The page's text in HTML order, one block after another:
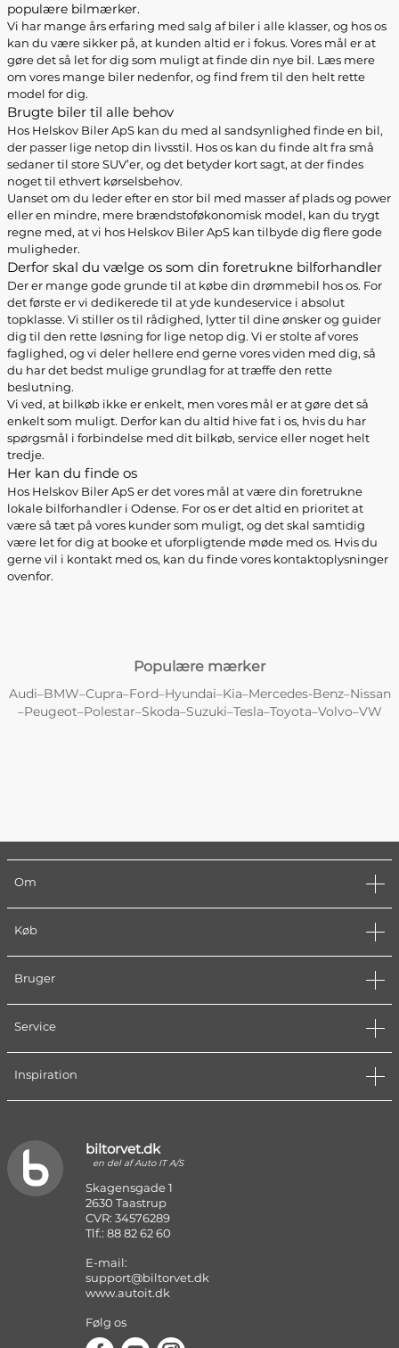
populære bilmærker.
Vi har mange års erfaring med salg af biler i alle klasser, og hos os
kan du være sikker på, at kunden altid er i fokus. Vores mål er at
gøre det så let for dig som muligt at finde din nye bil. Læs mere
om vores mange biler nedenfor, og find frem til den helt rette
model for dig.
Brugte biler til alle behov
Hos Helskov Biler ApS kan du med al sandsynlighed finde en bil,
der passer lige netop din livsstil. Hos os kan du finde alt fra små
sedaner til store SUV’er, og det betyder kort sagt, at der findes
noget til ethvert kørselsbehov.
Uanset om du leder efter en stor bil med masser af plads og power
eller en mindre, mere brændstoføkonomisk model, kan du trygt
regne med, at vi hos Helskov Biler ApS kan tilbyde dig flere gode
muligheder.
Derfor skal du vælge os som din foretrukne bilforhandler
Der er mange gode grunde til at købe din drømmebil hos os. For
det første er vi dedikerede til at yde kundeservice i absolut
topklasse. Vi stiller os til rådighed, lytter til dine ønsker og guider
dig til den rette løsning for lige netop dig. Vi er stolte af vores
faglighed, og vi deler hellere end gerne vores viden med dig, så
du har det bedst mulige grundlag for at træffe den rette
beslutning.
Vi ved, at bilkøb ikke er enkelt, men vores mål er at gøre det så
enkelt som muligt. Derfor kan du altid hive fat i os, hvis du har
spørgsmål i forbindelse med dit bilkøb, service eller noget helt
tredje.
Her kan du finde os
Hos Helskov Biler ApS er det vores mål at være din foretrukne
lokale bilforhandler i Odense. For os er det altid en prioritet at
være så tæt på vores kunder som muligt, og det skal samtidig
være let for dig at booke et uforpligtende møde med os. Hvis du
gerne vil i kontakt med os, kan du finde vores kontaktoplysninger
ovenfor.
Populære mærker
Audi–BMW–Cupra–Ford–Hyundai–Kia–Mercedes-Benz–Nissan
–Peugeot–Polestar–Skoda–Suzuki–Tesla–Toyota–Volvo–VW
Om
Køb
Bruger
Service
Inspiration
biltorvet.dk
en del af Auto IT A/S
Skagensgade 1
2630 Taastrup
CVR: 34576289
Tlf.: 88 82 62 60
E-mail:
support@biltorvet.dk
www.autoit.dk
Følg os